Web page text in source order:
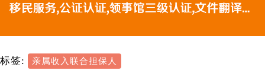
标签: 亲属收入联合担保人